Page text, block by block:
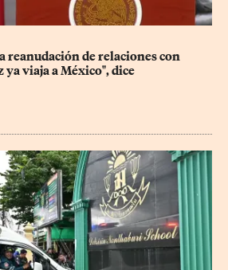
reanudación de relaciones con
ya viaja a México", dice